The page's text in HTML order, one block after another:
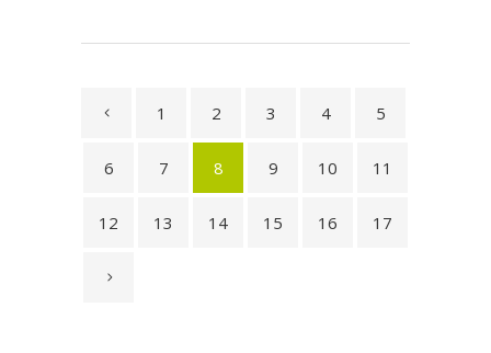
1 2 3 4 5
6 7 8 9 10 11
12 13 14 15 16 17